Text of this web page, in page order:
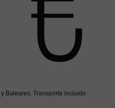
Baleares. Transporte incluido